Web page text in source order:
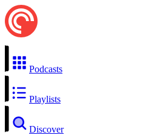
Podcasts
Playlists
Discover